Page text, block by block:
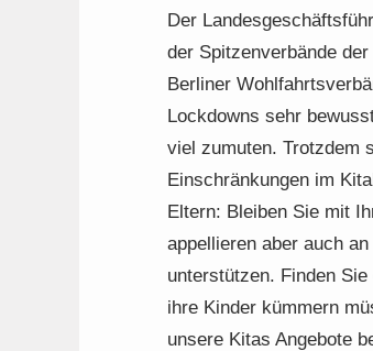
Der
der Spitzenverbände
Berliner
Lockdowns sehr
viel zumuten. Trotzdem
Einschränkungen im
Eltern: Bleiben Sie mit
appellieren aber auch
unterstützen. Finden
ihre Kinder kümmern
unsere Kitas Angebote